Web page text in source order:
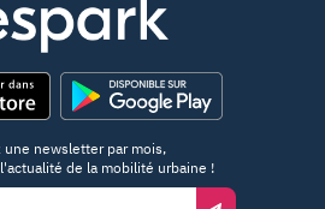
une newsletter par mois,
de la mobilité urbaine !